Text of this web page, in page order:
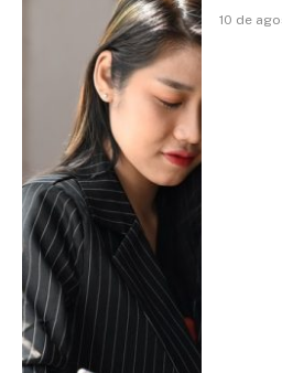
10 de